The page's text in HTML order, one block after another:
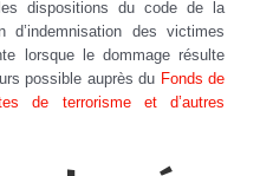
dispositions du code de la
des victimes
lorsque le dommage résulte
possible auprès du Fonds de
de terrorisme et d’autres